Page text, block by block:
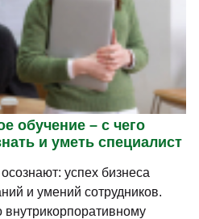
обучение – с чего
и уметь специалист
успех бизнеса
и умений сотрудников.